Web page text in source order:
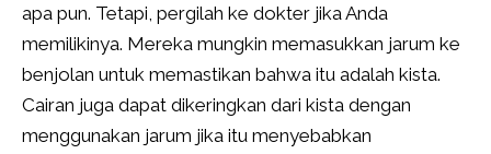
apa pun. Tetapi, pergilah ke dokter jika Anda
memilikinya. Mereka mungkin memasukkan jarum ke
benjolan untuk memastikan bahwa itu adalah kista.
Cairan juga dapat dikeringkan dari kista dengan
menggunakan jarum jika itu menyebabkan